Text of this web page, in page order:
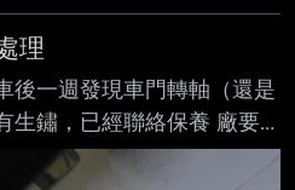
理
後一週發現車門轉軸（還是
生鏽，已經聯絡保養 廠要
這種情況會怎麼處理？（據